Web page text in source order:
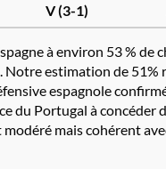
V (3-1)
à environ 53 % de
Notre estimation de 51%
espagnole
du Portugal à concéder
mais cohérent